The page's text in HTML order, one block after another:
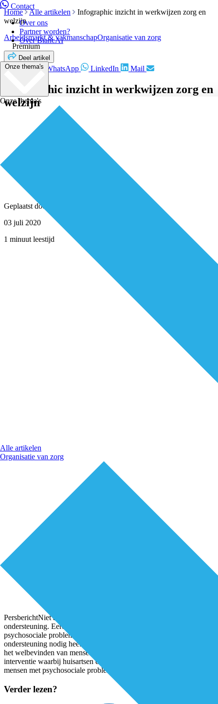
Contact
Over ons
Partner worden?
Over BiancAI
Onze thema's
Onze thema's
Alle artikelen
Organisatie van zorg
Home Alle artikelen
Infographic inzicht in werkwijzen zorg en
welzijn
Arbeidsmarkt & vakmanschapOrganisatie van zorg
Premium
Deel artikel
Facebook WhatsApp LinkedIn Mail
Infographic inzicht in werkwijzen zorg en
welzijn
Geplaatst door
03 juli 2020
1 minuut leestijd
PersberichtNiet alle psychosociale problematiek behoeft medische
ondersteuning. Eerdere studies hebben al aangetoond dat
psychosociale problematiek niet altijd medische of psychologische
ondersteuning nodig heeft en dat doorverwijzing naar het welzijn
het welbevinden van mensen verhoogt. Welzijn op Recept is een
interventie waarbij huisartsen en andere eerstelijnszorgverleners
mensen met psychosociale problematiek doorverwijzen
Verder lezen?